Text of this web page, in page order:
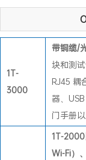
1T-
3000
带铜缆/
块和测
RJ45 耦
器、
门手册
1T-
Wi-Fi）